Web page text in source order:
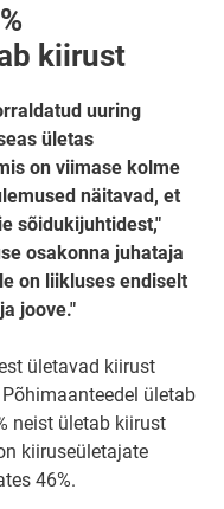
kiirust
uuring
ületas
on viimase kolme
näitavad, et
sõidukijuhtidest,"
osakonna juhataja
on liikluses endiselt
joove."
ületavad kiirust
ületab
neist ületab kiirust
kiiruseületajate
46%.